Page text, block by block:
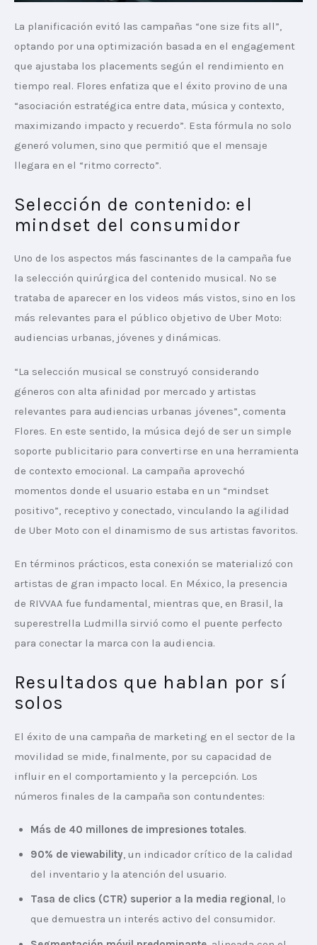
La planificación evitó las campañas “one size fits all”,
optando por una optimización basada en el engagement
que ajustaba los placements según el rendimiento en
tiempo real. Flores enfatiza que el éxito provino de una
“asociación estratégica entre data, música y contexto,
maximizando impacto y recuerdo”. Esta fórmula no solo
generó volumen, sino que permitió que el mensaje
llegara en el “ritmo correcto”.
Selección de contenido: el
mindset del consumidor
Uno de los aspectos más fascinantes de la campaña fue
la selección quirúrgica del contenido musical. No se
trataba de aparecer en los videos más vistos, sino en los
más relevantes para el público objetivo de Uber Moto:
audiencias urbanas, jóvenes y dinámicas.
“La selección musical se construyó considerando
géneros con alta afinidad por mercado y artistas
relevantes para audiencias urbanas jóvenes”, comenta
Flores. En este sentido, la música dejó de ser un simple
soporte publicitario para convertirse en una herramienta
de contexto emocional. La campaña aprovechó
momentos donde el usuario estaba en un “mindset
positivo”, receptivo y conectado, vinculando la agilidad
de Uber Moto con el dinamismo de sus artistas favoritos.
En términos prácticos, esta conexión se materializó con
artistas de gran impacto local. En México, la presencia
de RIVVAA fue fundamental, mientras que, en Brasil, la
superestrella Ludmilla sirvió como el puente perfecto
para conectar la marca con la audiencia.
Resultados que hablan por sí
solos
El éxito de una campaña de marketing en el sector de la
movilidad se mide, finalmente, por su capacidad de
influir en el comportamiento y la percepción. Los
números finales de la campaña son contundentes:
Más de 40 millones de impresiones totales.
90% de viewability, un indicador crítico de la calidad
del inventario y la atención del usuario.
Tasa de clics (CTR) superior a la media regional , lo
que demuestra un interés activo del consumidor.